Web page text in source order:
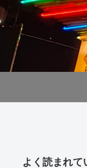
よく読まれて